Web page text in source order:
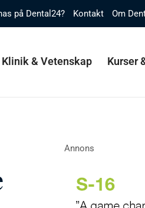
på Dental24? Kontakt Om
Klinik & Vetenskap Kurser